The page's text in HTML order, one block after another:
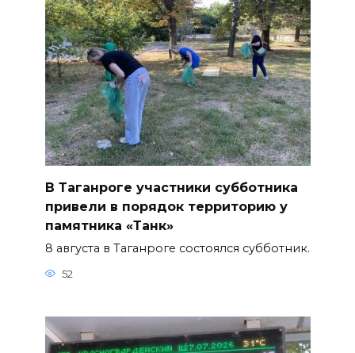
В Таганроге участники субботника
привели в порядок территорию у
памятника «Танк»
8 августа в Таганроге состоялся субботник.
52